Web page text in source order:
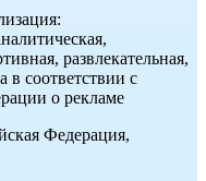
развлекательная,
в соответствии с
о рекламе
Федерация,